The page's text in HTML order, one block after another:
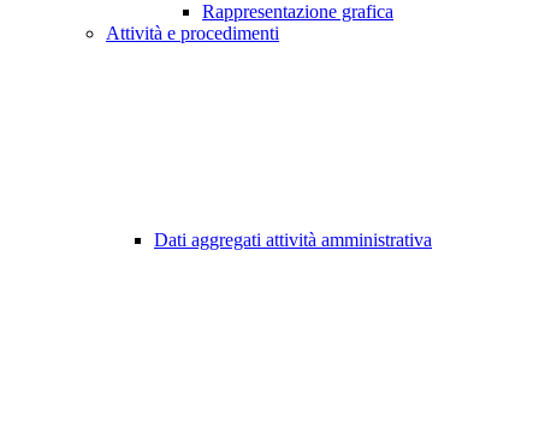
Rappresentazione grafica
Attività e procedimenti
Dati aggregati attività amministrativa